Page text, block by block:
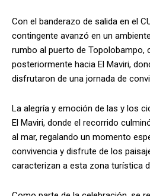
Con el banderazo de salida en el
contingente avanzó en un
rumbo al puerto de Topolobampo,
posteriormente hacia El Maviri,
disfrutaron de una jornada de
La alegría y emoción de las y los
El Maviri, donde el recorrido
al mar, regalando un momento
convivencia y disfrute de los
caracterizan a esta zona turística